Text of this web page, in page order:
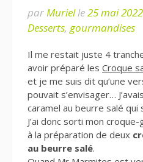
parMurielle25 mai 2022
Desserts, gourmandises
Il me restait juste 4
avoir préparé les Croque
et je me suis dit qu’une
pouvait s’envisager…
caramel au beurre salé qui
J’ai donc sorti mon
à la préparation de deux
au beurre salé.